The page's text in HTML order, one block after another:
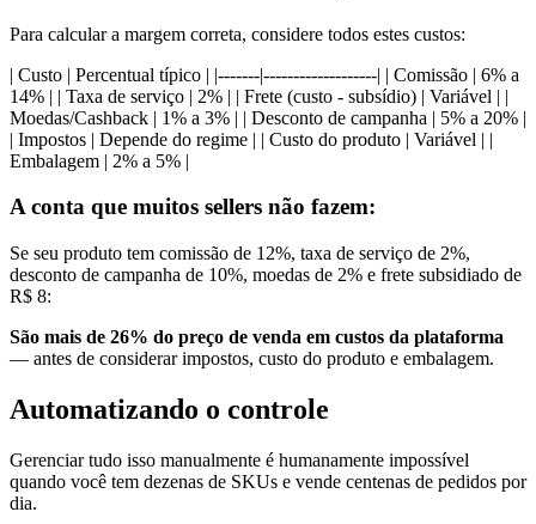
Para calcular a margem correta, considere todos estes custos:
| Custo | Percentual típico | |-------|-------------------| | Comissão | 6% a
14% | | Taxa de serviço | 2% | | Frete (custo - subsídio) | Variável | |
Moedas/Cashback | 1% a 3% | | Desconto de campanha | 5% a 20% |
| Impostos | Depende do regime | | Custo do produto | Variável | |
Embalagem | 2% a 5% |
A conta que muitos sellers não fazem:
Se seu produto tem comissão de 12%, taxa de serviço de 2%,
desconto de campanha de 10%, moedas de 2% e frete subsidiado de
R$ 8:
São mais de 26% do preço de venda em custos da plataforma
— antes de considerar impostos, custo do produto e embalagem.
Automatizando o controle
Gerenciar tudo isso manualmente é humanamente impossível
quando você tem dezenas de SKUs e vende centenas de pedidos por
dia.